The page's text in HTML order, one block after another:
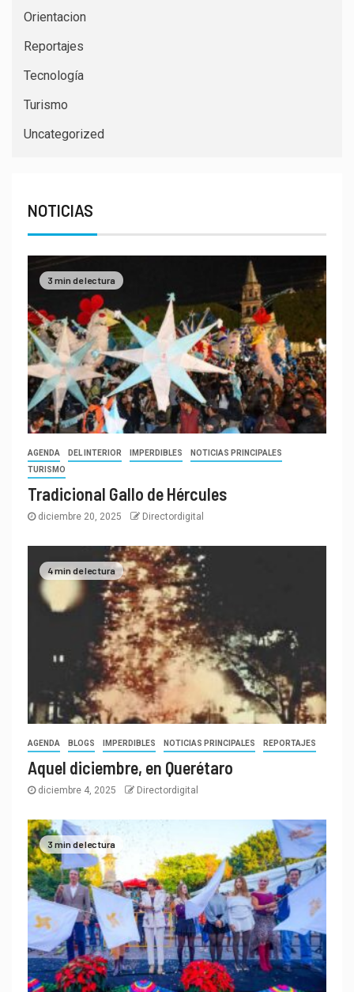
Orientacion
Reportajes
Tecnología
Turismo
Uncategorized
NOTICIAS
3 min de lectura
AGENDA DEL INTERIOR IMPERDIBLES
NOTICIAS PRINCIPALES
TURISMO
Tradicional Gallo de Hércules
diciembre 20, 2025 Directordigital
4 min de lectura
AGENDA BLOGS IMPERDIBLES NOTICIAS PRINCIPALES REPORTAJES
Aquel diciembre, en Querétaro
diciembre 4, 2025 Directordigital
3 min de lectura